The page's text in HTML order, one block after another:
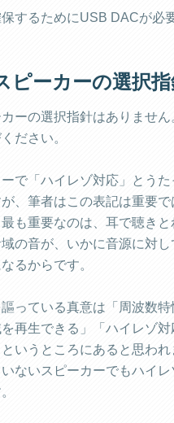
するためにUSB DACが必
ピーカーの選択
ーの選択指針はありません
ださい。
で「ハイレゾ対応」とうた
、筆者はこの表記は重要で
も重要なのは、耳で聴きと
の音が、いかに音源に対し
るからです。
っている真意は「周波数特
再生できる」「ハイレゾ対
いうところにあると思われ
ないスピーカーでもハイ